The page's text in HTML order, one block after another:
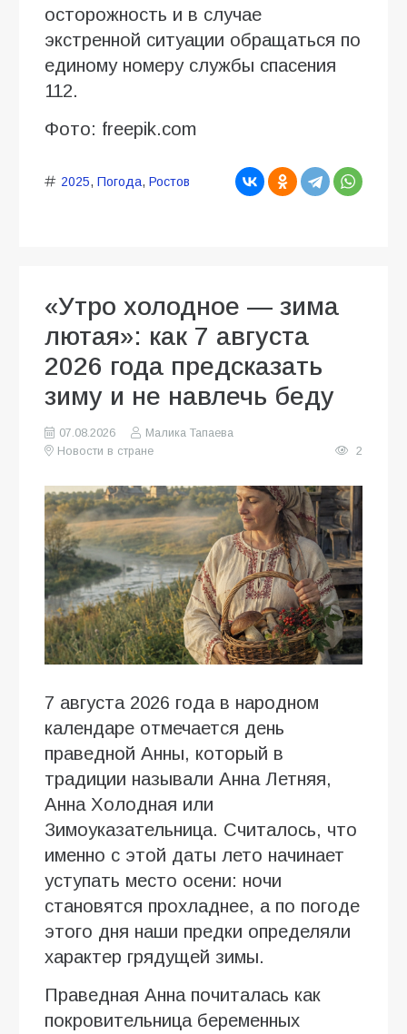
осторожность и в случае
экстренной ситуации обращаться по
единому номеру службы спасения
112.
Фото: freepik.com
2025, Погода, Ростов
«Утро холодное — зима
лютая»: как 7 августа
2026 года предсказать
зиму и не навлечь беду
07.08.2026
Малика Тапаева
Новости в стране
2
7 августа 2026 года в народном
календаре отмечается день
праведной Анны, который в
традиции называли Анна Летняя,
Анна Холодная или
Зимоуказательница. Считалось, что
именно с этой даты лето начинает
уступать место осени: ночи
становятся прохладнее, а по погоде
этого дня наши предки определяли
характер грядущей зимы.
Праведная Анна почиталась как
покровительница беременных